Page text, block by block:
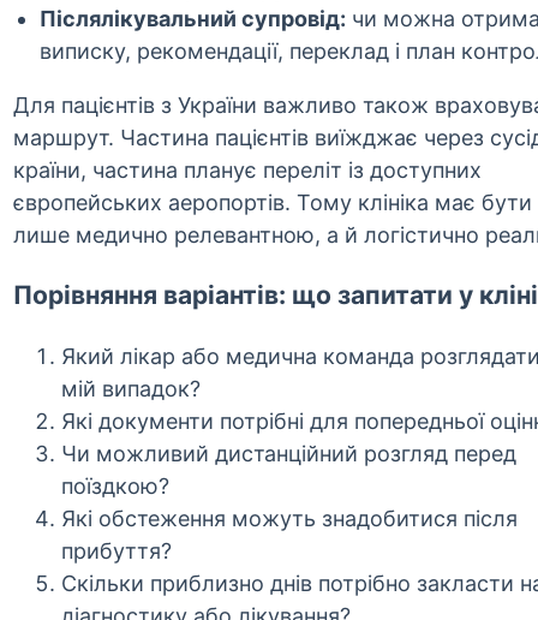
Післялікувальний супровід: чи можна
виписку, рекомендації, переклад і план
Для пацієнтів з України важливо також
маршрут. Частина пацієнтів виїжджає через
країни, частина планує переліт із доступних
європейських аеропортів. Тому клініка має бути
лише медично релевантною, а й логістично
Порівняння варіантів: що запитати у
Який лікар або медична команда
мій випадок?
Які документи потрібні для попередньої
Чи можливий дистанційний розгляд перед
поїздкою?
Які обстеження можуть знадобитися після
прибуття?
Скільки приблизно днів потрібно закласти